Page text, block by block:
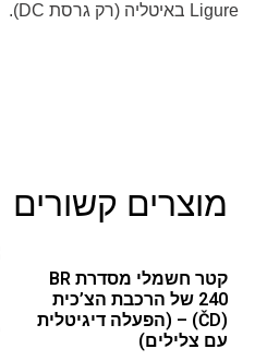
Ligure באיטליה (רק גרסת DC
).
מוצרים קשורים
קטר חשמלי מסדרת BR
240 של הרכבת הצ’כית
(ČD) – (הפעלה דיגיטלית
עם צלילים)